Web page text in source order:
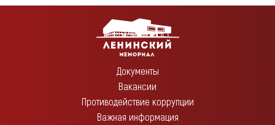
Документы
Вакансии
Противодействие коррупции
Важная информация